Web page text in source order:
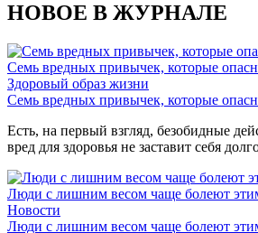
НОВОЕ В ЖУРНАЛЕ
Семь вредных привычек, которые
Здоровый образ жизни
Семь вредных привычек, которые
Есть, на первый взгляд, безобидные
вред для здоровья не заставит себя
Люди с лишним весом чаще болеют
Новости
Люди с лишним весом чаще болеют